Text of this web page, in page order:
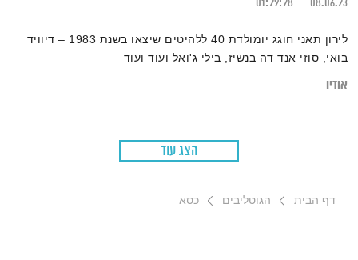
08.06.23
01:29:28
לירון תאני חוגג יומולדת 40 ללהיטים שיצאו בשנת 1983 – דיוויד
בואי, סוזי אנד דה בנשיז, בילי ג'ואל ועוד ועוד
אודיו
הצג עוד
דף הבית הגוטליבים כסא